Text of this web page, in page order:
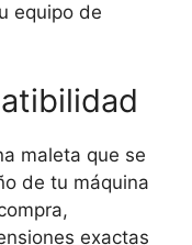
equipo de
maleta que se
de tu máquina
exactas